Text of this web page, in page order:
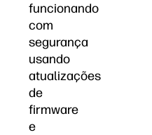
funcionando
com
segurança
usando
atualizações
de
firmware
e